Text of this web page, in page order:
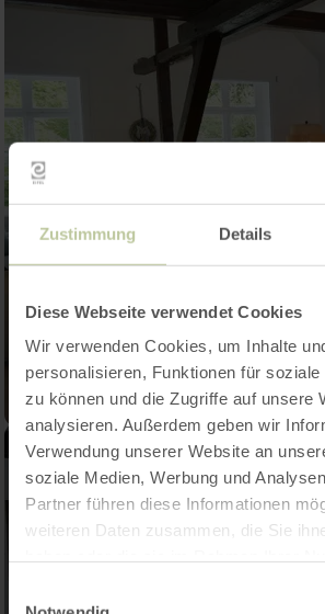
Zustimmung Details
Diese Webseite verwendet Cookies
Wir verwenden Cookies, um Inhalte
personalisieren, Funktionen für soziale
zu können und die Zugriffe auf unsere
analysieren. Außerdem geben wir
Verwendung unserer Website an
soziale Medien, Werbung und
Partner führen diese Informationen
weiteren Daten zusammen, die Sie